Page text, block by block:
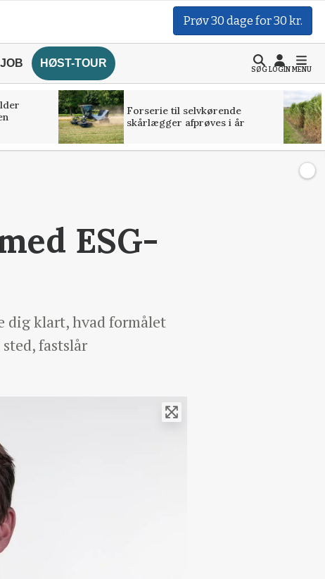
Prøv 30 dage for 30 kr.
JOB HØST-TOUR
SØGLOGINMENU
Forserie til selvkørende
skårlægger afprøves i år
ESG-
dig klart, hvad formålet
fastslår